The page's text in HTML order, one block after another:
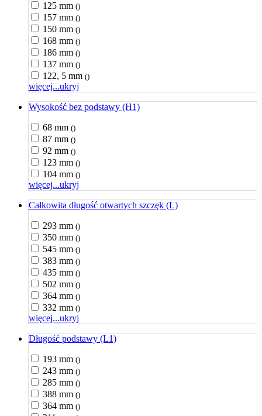
125 mm ()
157 mm ()
150 mm ()
168 mm ()
186 mm ()
137 mm ()
122, 5 mm ()
więcej...ukryj
Wysokość bez podstawy (H1)
68 mm ()
87 mm ()
92 mm ()
123 mm ()
104 mm ()
więcej...ukryj
Całkowita długość otwartych szczęk (L)
293 mm ()
350 mm ()
545 mm ()
383 mm ()
435 mm ()
502 mm ()
364 mm ()
332 mm ()
więcej...ukryj
Długość podstawy (L1)
193 mm ()
243 mm ()
285 mm ()
388 mm ()
364 mm ()